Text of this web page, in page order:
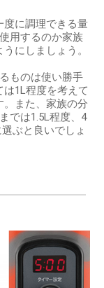
度に調理できる量
用するのか家族
にしましょう。
ものは使い勝手
1L程度を考えて
また、家族の分
では1.5L程度、4
ぶと良いでしょ